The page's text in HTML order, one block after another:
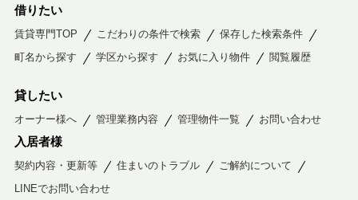
借りたい
賃貸専門TOP こだわりの条件で検索
保存した検索条件
町名から探す
学区から探す お気に入り物件 閲覧履歴
貸したい
オーナー様へ 管理業務内容 管理物件一覧 お問い合わせ
入居者様
契約内容・更新等 住まいのトラブル
ご解約について
LINEでお問い合わせ